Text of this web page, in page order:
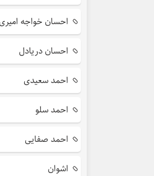
احسان خواجه
احسان دریادل
احمد سعیدی
احمد سلو
احمد صفایی
اشوان